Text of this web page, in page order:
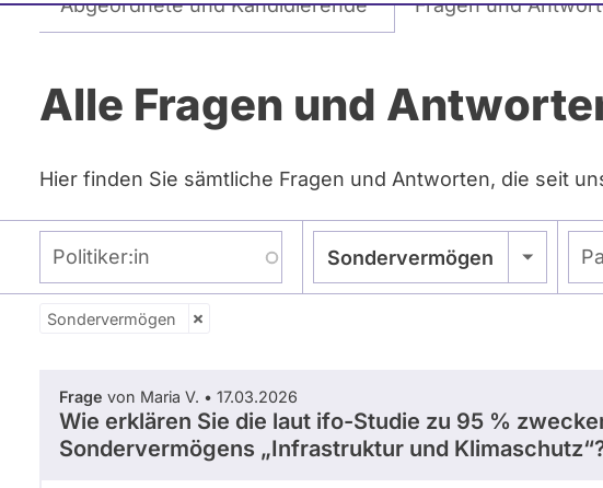
Reiter
Abgeordnete und Kandidierende Fragen und
Alle Fragen und
Hier finden Sie sämtliche Fragen und Antworten, die seit
Sondervermögen
Frage Status
- Alle -
Sondervermögen
Frage von Maria V. • 17.03.2026
Wie erklären Sie die laut ifo-Studie zu 95 %
Sondervermögens „Infrastruktur und